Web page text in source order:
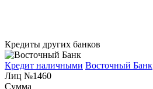
Кредиты других банков
Кредит наличными Восточный Банк
Лиц №1460
Сумма